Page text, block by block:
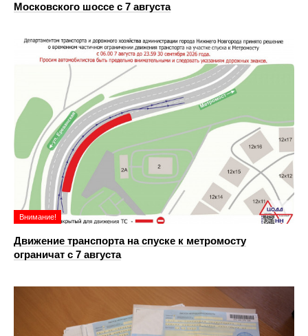
Московского шоссе с 7 августа
Внимание!
Движение транспорта на спуске к метромосту
ограничат с 7 августа